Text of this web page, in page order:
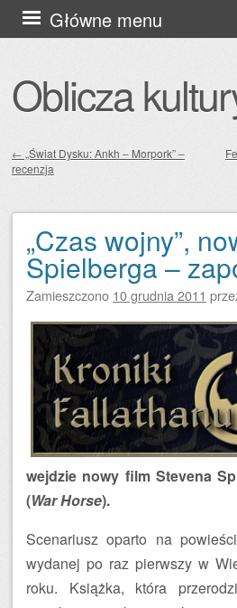
Oblicza
Główne menu
Przejdź
do
Zobacz wpisy
← „Świat Dysku: Ankh – Morpork” –
recenzja
„Czas wojny”,
Spielberga –
Zamieszczono 10 grudnia 2011
wejdzie nowy film Stevena
(War Horse).
Scenariusz oparto na
wydanej po raz pierwszy w
roku. Książka, która